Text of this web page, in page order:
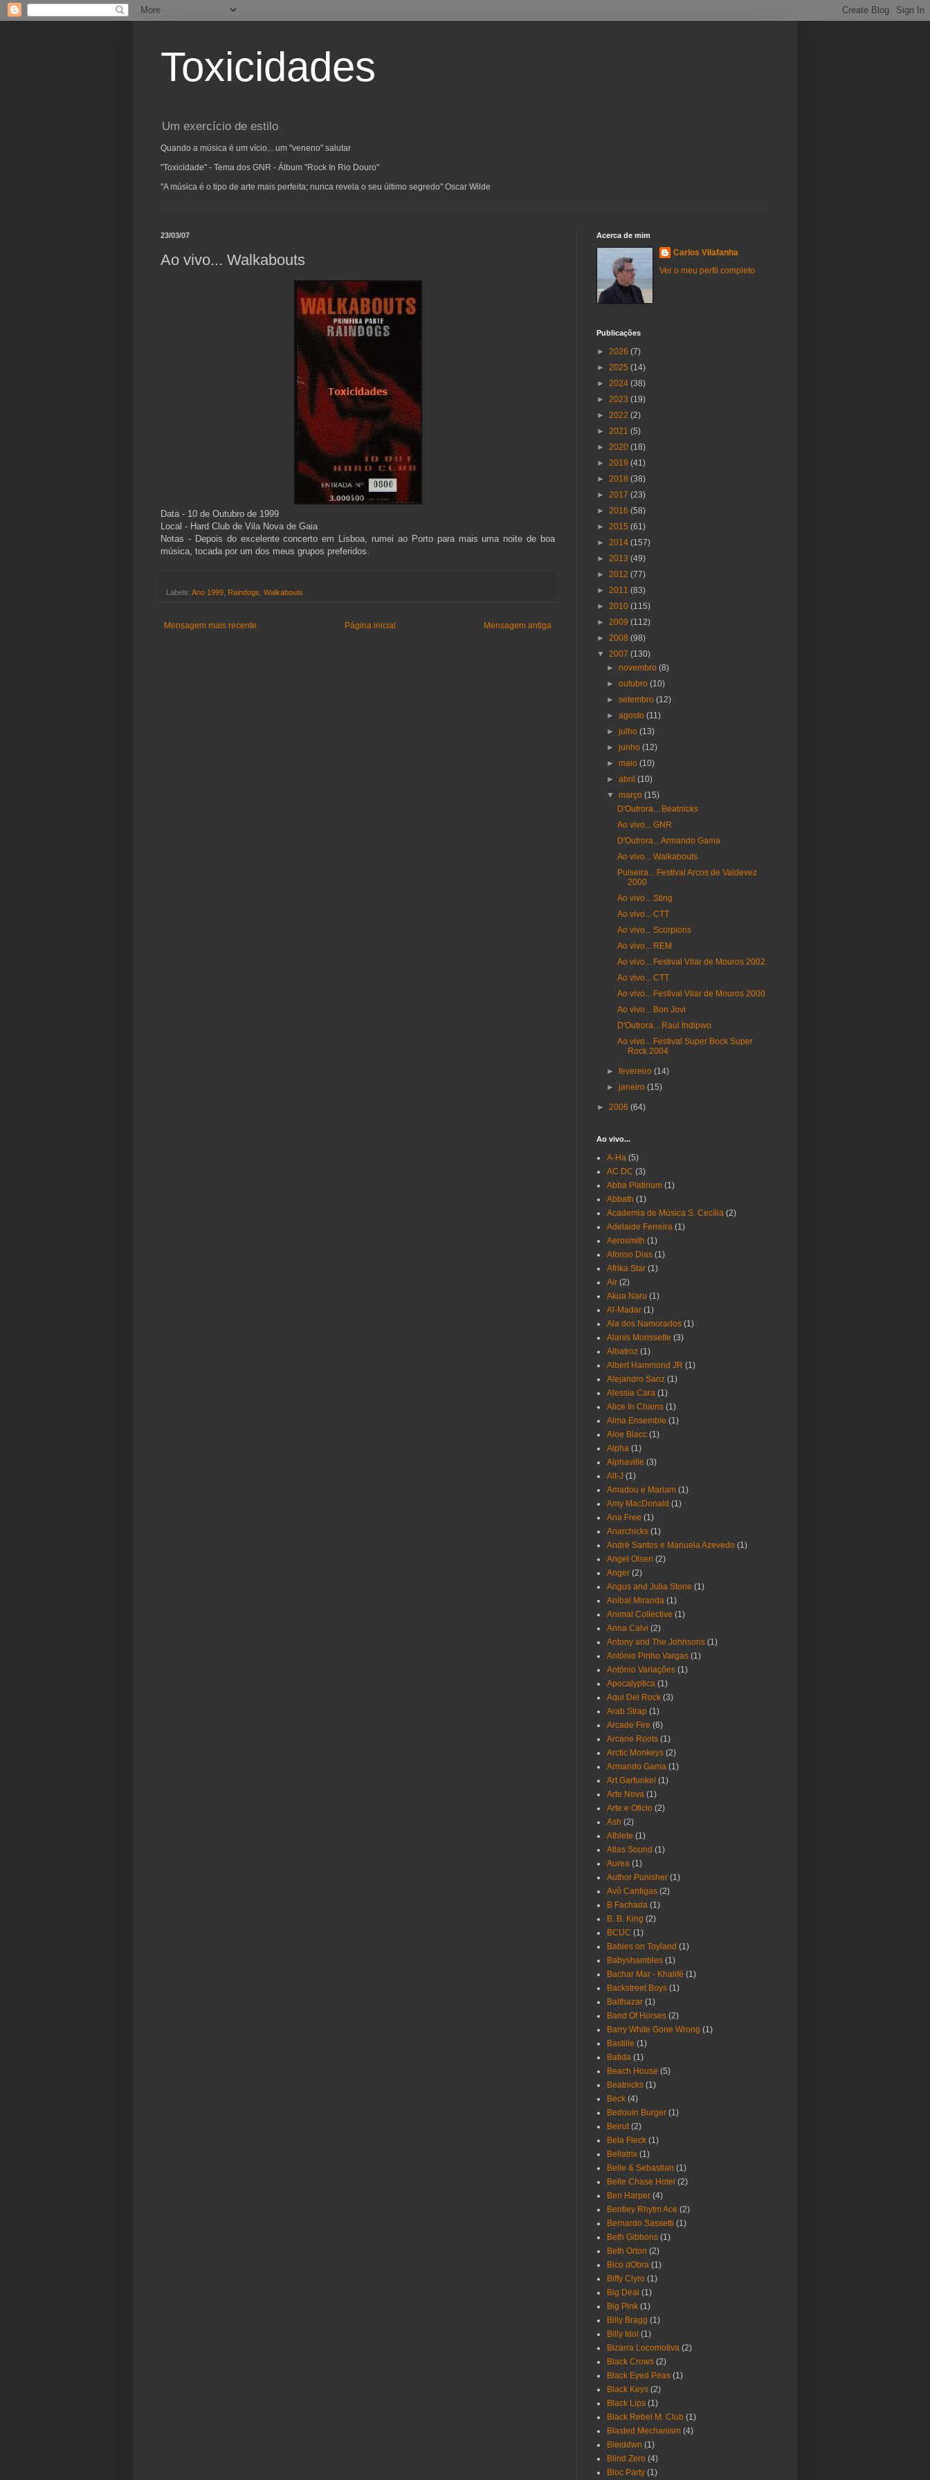
Toxicidades
Um exercício de estilo
Quando a música é um vício... um "veneno" salutar
"Toxicidade" - Tema dos GNR - Álbum "Rock In Rio Douro"
"A música é o tipo de arte mais perfeita; nunca revela o seu último segredo" Oscar Wilde
23/03/07
Ao vivo... Walkabouts
Data - 10 de Outubro de 1999
Local - Hard Club de Vila Nova de Gaia
Notas - Depois do excelente concerto em Lisboa, rumei ao Porto para mais uma noite de boa
música, tocada por um dos meus grupos preferidos.
Labels: Ano 1999 Raindogs Walkabouts
Mensagem mais recente Mensagem antiga
Página inicial
Acerca de mim
Carlos Vilafanha
Ver o meu perfil completo
Publicações
► 2026 (7)
► 2025 (14)
► 2024 (38)
► 2023 (19)
► 2022 (2)
► 2021 (5)
► 2020 (18)
► 2019 (41)
► 2018 (38)
► 2017 (23)
► 2016 (58)
► 2015 (61)
► 2014 (157)
► 2013 (49)
► 2012 (77)
► 2011 (83)
► 2010 (115)
► 2009 (112)
► 2008 (98)
▼ 2007 (130)
►novembro(8)
►outubro(10)
►setembro(12)
►agosto(11)
►julho(13)
►junho(12)
►maio(10)
►abril(10)
▼março(15)
D'Outrora... Beatnicks
Ao vivo... GNR
D'Outrora... Armando Gama
Ao vivo... Walkabouts
Pulseira... Festival Arcos de Valdevez
2000
Ao vivo... Sting
Ao vivo... CTT
Ao vivo... Scorpions
Ao vivo... REM
Ao vivo... Festival Vilar de Mouros 2002
Ao vivo... CTT
Ao vivo... Festival Vilar de Mouros 2000
Ao vivo... Bon Jovi
D'Outrora... Raul Indipwo
Ao vivo... Festival Super Bock Super
Rock 2004
►fevereiro(14)
►janeiro(15)
► 2006 (64)
Ao vivo...
A-Ha (5)
AC DC (3)
Abba Platinum (1)
Abbath (1)
Academia de Música S. Cecília (2)
Adelaide Ferreira (1)
Aerosmith (1)
Afonso Dias (1)
Afrika Star (1)
Air (2)
Akua Naru (1)
Al-Madar (1)
Ala dos Namorados (1)
Alanis Morissette (3)
Albatroz (1)
Albert Hammond JR (1)
Alejandro Sanz (1)
Alessia Cara (1)
Alice In Chains (1)
Alma Ensemble (1)
Aloe Blacc (1)
Alpha (1)
Alphaville (3)
Alt-J (1)
Amadou e Mariam (1)
Amy MacDonald (1)
Ana Free (1)
Anarchicks (1)
André Santos e Manuela Azevedo (1)
Angel Olsen (2)
Anger (2)
Angus and Julia Stone (1)
Anibal Miranda (1)
Animal Collective (1)
Anna Calvi (2)
Antony and The Johnsons (1)
António Pinho Vargas (1)
António Variações (1)
Apocalyptica (1)
Aqui Del Rock (3)
Arab Strap (1)
Arcade Fire (6)
Arcane Roots (1)
Arctic Monkeys (2)
Armando Gama (1)
Art Garfunkel (1)
Arte Nova (1)
Arte e Oficio (2)
Ash (2)
Athlete (1)
Atlas Sound (1)
Aurea (1)
Author Punisher (1)
Avô Cantigas (2)
B Fachada (1)
B. B. King (2)
BCUC (1)
Babies on Toyland (1)
Babyshambles (1)
Bachar Mar - Khalifé (1)
Backstreet Boys (1)
Balthazar (1)
Band Of Horses (2)
Barry White Gone Wrong (1)
Bastille (1)
Batida (1)
Beach House (5)
Beatnicks (1)
Beck (4)
Bedouin Burger (1)
Beirut (2)
Bela Fleck (1)
Bellatrix (1)
Belle & Sebastian (1)
Belle Chase Hotel (2)
Ben Harper (4)
Bentley Rhytm Ace (2)
Bernardo Sassetti (1)
Beth Gibbons (1)
Beth Orton (2)
Bico dObra (1)
Biffy Clyro (1)
Big Deal (1)
Big Pink (1)
Billy Bragg (1)
Billy Idol (1)
Bizarra Locomotiva (2)
Black Crows (2)
Black Eyed Peas (1)
Black Keys (2)
Black Lips (1)
Black Rebel M. Club (1)
Blasted Mechanism (4)
Bleiddwn (1)
Blind Zero (4)
Bloc Party (1)